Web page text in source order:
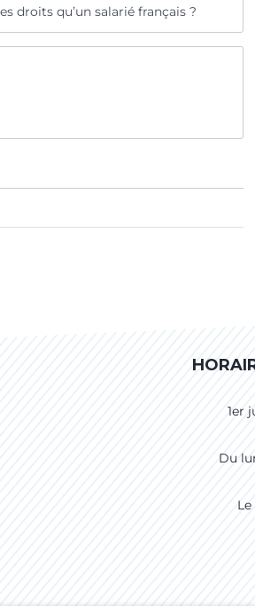
droits qu’un salarié français ?
1er
Du